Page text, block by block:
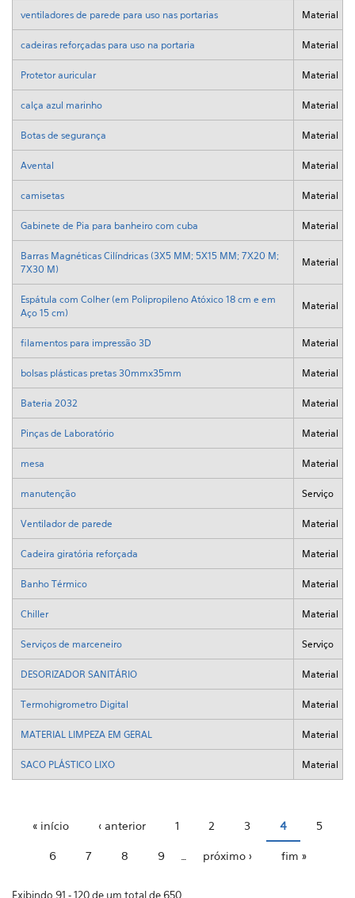
ventiladores de parede para uso nas portarias Material
cadeiras reforçadas para uso na portaria Material
Protetor auricular Material
calça azul marinho Material
Botas de segurança Material
Avental Material
camisetas Material
Gabinete de Pia para banheiro com cuba Material
Barras Magnéticas Cilíndricas (3X5 MM; 5X15 MM; 7X20 M;
7X30 M)
Material
Espátula com Colher (em Polipropileno Atóxico 18 cm e em
Aço 15 cm)
Material
filamentos para impressão 3D Material
bolsas plásticas pretas 30mmx35mm Material
Bateria 2032 Material
Pinças de Laboratório Material
mesa Material
manutenção Serviço
Ventilador de parede Material
Cadeira giratória reforçada Material
Banho Térmico Material
Chiller Material
Serviços de marceneiro Serviço
DESORIZADOR SANITÁRIO Material
Termohigrometro Digital Material
MATERIAL LIMPEZA EM GERAL Material
SACO PLÁSTICO LIXO Material
« início ‹ anterior 1 2 3 4 5
6 7 8 9 próximo › fim »
Exibindo 91 - 120 de um total de 650